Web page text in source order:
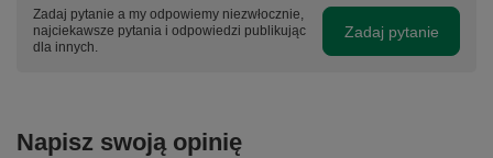
Zadaj pytanie a my odpowiemy niezwłocznie,
najciekawsze pytania i odpowiedzi publikując
dla innych.
Zadaj pytanie
Napisz swoją opinię